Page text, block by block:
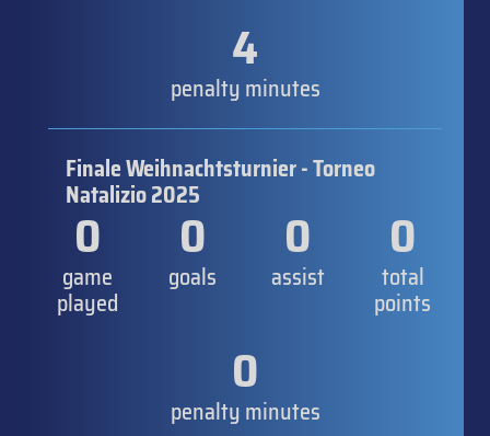
4
penalty minutes
Finale Weihnachtsturnier - Torneo
Natalizio 2025
0
game
played
0
goals
0
assist
0
total
points
0
penalty minutes